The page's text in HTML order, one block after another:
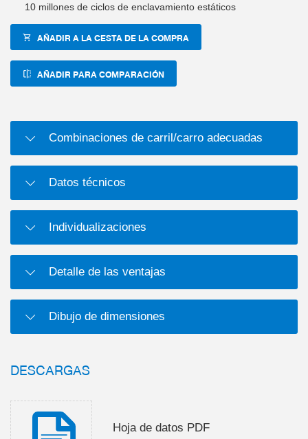
10 millones de ciclos de enclavamiento estáticos
AÑADIR A LA CESTA DE LA COMPRA
AÑADIR PARA COMPARACIÓN
Combinaciones de carril/carro adecuadas
Datos técnicos
Individualizaciones
Detalle de las ventajas
Dibujo de dimensiones
DESCARGAS
Hoja de datos PDF